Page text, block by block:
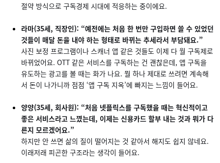
절약 방식으로 구독경제 시대에 적응하는 중이에요.
라마(35세, 직장인): “예전에는 처음 한 번만 구입하면 쓸 수 있었던
것들이 매달 돈을 내야 하는 형태로 바뀌는 추세라서 부담돼요.”
사진 보정 프로그램이나 스캐너 앱 같은 것들도 이제 다 월 구독제로
바뀌었어요. OTT 같은 서비스를 구독하는 건 괜찮은데, 앱 구독을
유도하는 광고를 볼 때는 화가 나요. 뭘 하나 제대로 쓰려면 계속해
서 돈이 나가니까 점점 ‘앱 구독 지옥’에 빠지는 느낌이 들어요.
양양(35세, 회사원): “처음 넷플릭스를 구독했을 때는 혁신적이고
좋은 서비스라고 느꼈는데, 이제는 신용카드 할부 내는 것과 뭐가 다
른지 모르겠어요.”
하지만 안 쓰면 삶의 질이 떨어지는 것 같아서 해지도 쉽지 않네요.
이래저래 피곤한 구조라는 생각이 들어요.